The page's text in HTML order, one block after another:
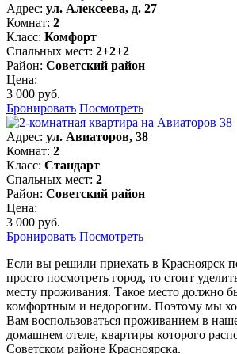
Адрес: ул. Алексеева, д. 27
Комнат: 2
Класс: Комфорт
Спальных мест: 2+2+2
Район: Советский район
Цена:
3 000 руб.
Бронировать Посмотреть
Адрес: ул. Авиаторов, 38
Комнат: 2
Класс: Стандарт
Спальных мест: 2
Район: Советский район
Цена:
3 000 руб.
Бронировать Посмотреть
Если вы решили приехать в Красноярск
просто посмотреть город, то стоит
месту проживания. Такое место должно
комфортным и недорогим. Поэтому мы
Вам воспользоваться проживанием в
домашнем отеле, квартиры которого
Советском районе Красноярска.